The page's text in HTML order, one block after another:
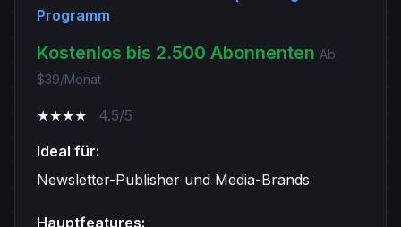
Programm
Kostenlos bis 2.500 Abonnenten Ab
$39/Monat
★★★★
4.5/5
Ideal für:
Newsletter-Publisher und Media-Brands
Hauptfeatures: